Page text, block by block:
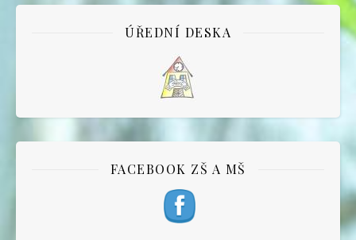
ÚŘEDNÍ DESKA
FACEBOOK ZŠ A MŠ